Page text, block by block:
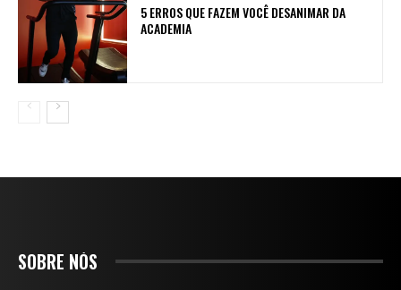
5 ERROS QUE FAZEM VOCÊ DESANIMAR DA
ACADEMIA
SOBRE NÓS